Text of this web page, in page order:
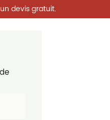
devis gratuit.